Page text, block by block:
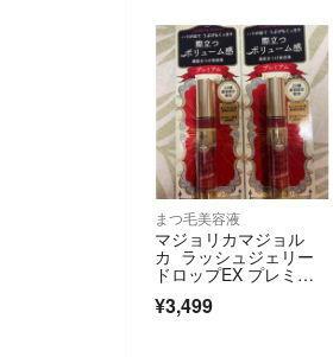
まつ毛美容液
マジョリカマジョル
カ ラッシュジェリー
ドロップEX プレミア
ムまつげ美容液 新品
¥3,499